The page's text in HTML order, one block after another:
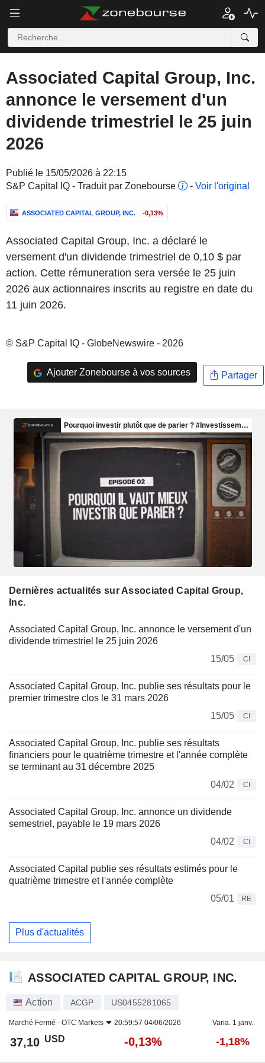
Associated Capital Group, Inc.
annonce le versement d'un
dividende trimestriel le 25 juin
2026
Publié le 15/05/2026 à 22:15
S&P Capital IQ - Traduit par Zonebourse
- Voir l'original
ASSOCIATED CAPITAL GROUP, INC. -0,13%
Associated Capital Group, Inc. a déclaré le
versement d'un dividende trimestriel de 0,10 $ par
action. Cette rémuneration sera versée le 25 juin
2026 aux actionnaires inscrits au registre en date du
11 juin 2026.
© S&P Capital IQ - GlobeNewswire - 2026
Ajouter Zonebourse à vos sources Partager
Dernières actualités sur Associated Capital Group,
Inc.
Associated Capital Group, Inc. annonce le versement d'un
dividende trimestriel le 25 juin 2026
15/05
CI
Associated Capital Group, Inc. publie ses résultats pour le
premier trimestre clos le 31 mars 2026
15/05
CI
Associated Capital Group, Inc. publie ses résultats
financiers pour le quatrième trimestre et l'année complète
se terminant au 31 décembre 2025
04/02
CI
Associated Capital Group, Inc. annonce un dividende
semestriel, payable le 19 mars 2026
04/02
CI
Associated Capital publie ses résultats estimés pour le
quatrième trimestre et l'année complète
05/01
RE
Plus d'actualités
ASSOCIATED CAPITAL GROUP, INC.
Action ACGP US0455281065
Marché Fermé - OTC Markets 20:59:57 04/06/2026 Varia. 1 janv.
37,10 USD -0,13% -1,18%